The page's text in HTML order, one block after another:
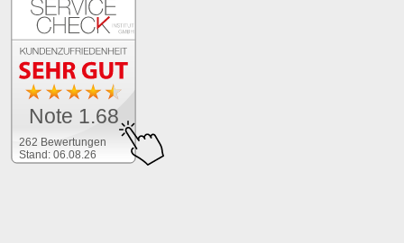
262 Bewertungen
Stand: 06.08.26
Note 1.68